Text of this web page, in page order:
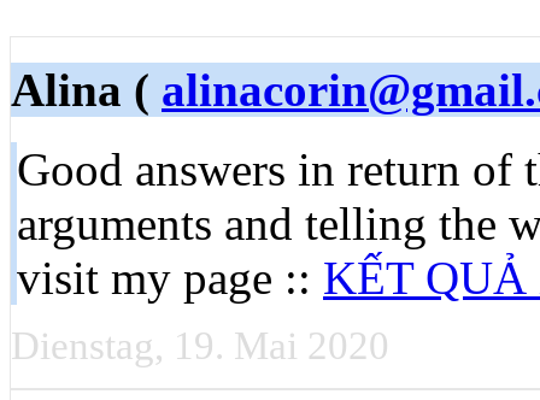
Alina (
Good answers in return of
arguments and telling the
visit my page :: KẾT QUẢ
Dienstag, 19. Mai 2020